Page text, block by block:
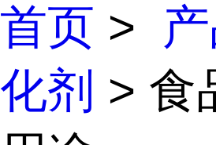
首页 >
化剂 > 食